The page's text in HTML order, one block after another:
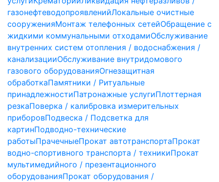
газонефтеводопроявленийЛокальные очистные
сооруженияМонтаж телефонных сетейОбращение с
жидкими коммунальными отходамиОбслуживание
внутренних систем отопления / водоснабжения /
канализацииОбслуживание внутридомового
газового оборудованияОгнезащитная
обработкаПамятники / Ритуальные
принадлежностиПатронажные услугиПлоттерная
резкаПоверка / калибровка измерительных
приборовПодвеска / Подсветка для
картинПодводно-технические
работыПрачечныеПрокат автотранспортаПрокат
водно-спортивного транспорта / техникиПрокат
мультимедийного / презентационного
оборудованияПрокат оборудования /